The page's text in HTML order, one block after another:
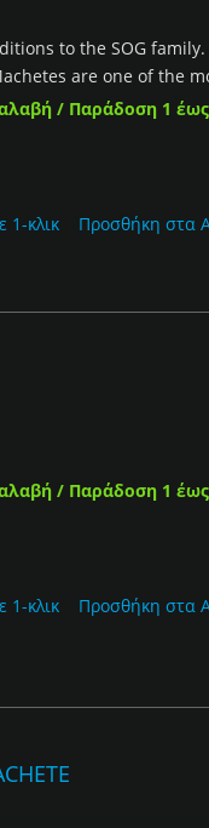
to the SOG
are one of the
/ Παράδοση 1 έως
1-κλικ Προσθήκη στα
/ Παράδοση 1 έως
1-κλικ Προσθήκη στα